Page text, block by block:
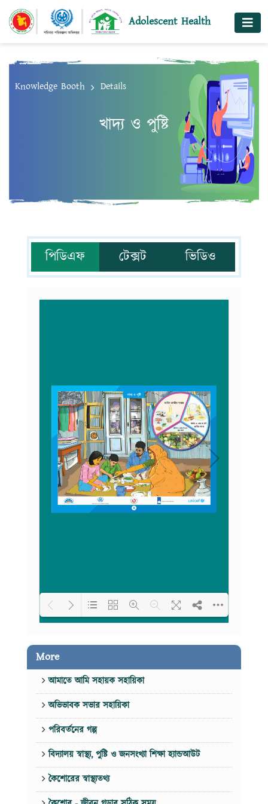
Adolescent Health
@ensection
Knowledge Booth Details
খাদ্য ও পুষ্টি
পিডিএফ টেক্সট ভিডিও
More
আমাতে আমি সহায়ক সহায়িকা
অভিভাবক সভার সহায়িকা
পরিবর্তনের গল্প
বিদ্যালয় স্বাস্থ্য, পুষ্টি ও জনসংখ্যা শিক্ষা হ্যান্ডআউট
কৈশোরের স্বাস্থ্যতথ্য